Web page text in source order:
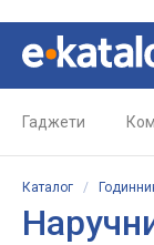
Гаджети
Каталог /